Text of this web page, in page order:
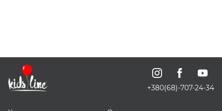
+380(68)-707-24-34